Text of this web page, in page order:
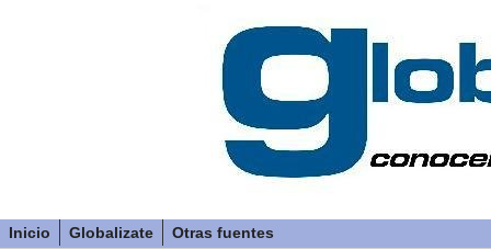
Inicio Globalizate Otras fuentes